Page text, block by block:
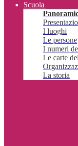
Scuola
I luoghi
Le persone
I numeri
Le carte
La storia